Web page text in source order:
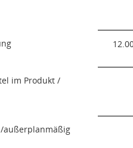
im Produkt /
außerplanmäßig